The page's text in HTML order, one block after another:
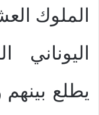
الملوك
يطلع